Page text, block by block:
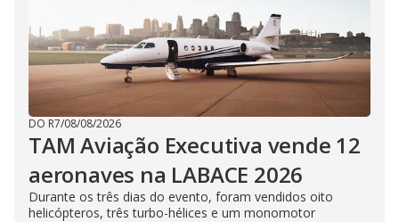
DO R7/08/08/2026
TAM Aviação Executiva vende 12
aeronaves na LABACE 2026
Durante os três dias do evento, foram vendidos oito
helicópteros, três turbo-hélices e um monomotor